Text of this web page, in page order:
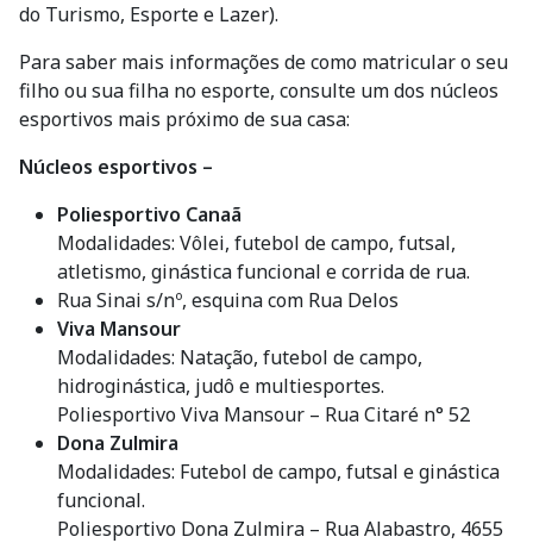
do Turismo, Esporte e Lazer).
Para saber mais informações de como matricular o seu
filho ou sua filha no esporte, consulte um dos núcleos
esportivos mais próximo de sua casa:
Núcleos esportivos –
Poliesportivo Canaã
Modalidades: Vôlei, futebol de campo, futsal,
atletismo, ginástica funcional e corrida de rua.
Rua Sinai s/nº, esquina com Rua Delos
Viva Mansour
Modalidades: Natação, futebol de campo,
hidroginástica, judô e multiesportes.
Poliesportivo Viva Mansour – Rua Citaré n° 52
Dona Zulmira
Modalidades: Futebol de campo, futsal e ginástica
funcional.
Poliesportivo Dona Zulmira – Rua Alabastro, 4655